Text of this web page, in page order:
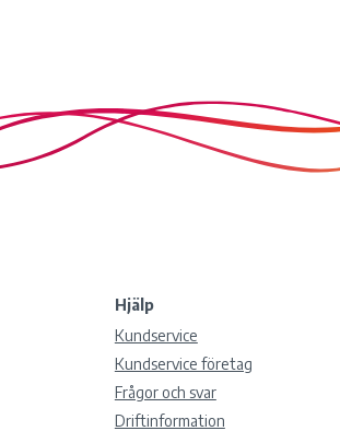
Hjälp
Kundservice
Kundservice företag
Frågor och svar
Driftinformation